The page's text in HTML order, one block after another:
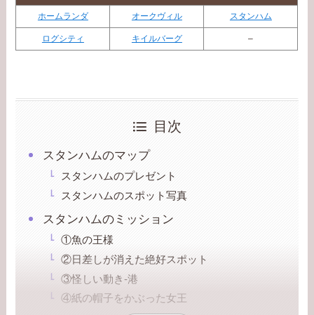
ホームランダ オークヴィル スタンハム
ログシティ キイルバーグ –
目次
スタンハムのマップ
スタンハムのプレゼント
スタンハムのスポット写真
スタンハムのミッション
①魚の王様
②日差しが消えた絶好スポット
③怪しい動き-港
④紙の帽子をかぶった女王